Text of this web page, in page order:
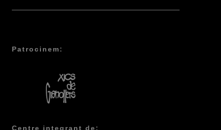
Patrocinem:
Centre integrant de: